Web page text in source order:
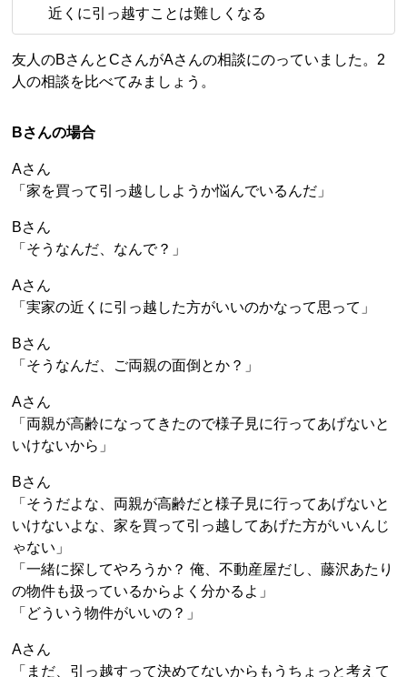
近くに引っ越すことは難しくなる
友人のBさんとCさんがAさんの相談にのっていました。2
人の相談を比べてみましょう。
Bさんの場合
Aさん
「家を買って引っ越ししようか悩んでいるんだ」
Bさん
「そうなんだ、なんで？」
Aさん
「実家の近くに引っ越した方がいいのかなって思って」
Bさん
「そうなんだ、ご両親の面倒とか？」
Aさん
「両親が高齢になってきたので様子見に行ってあげないと
いけないから」
Bさん
「そうだよな、両親が高齢だと様子見に行ってあげないと
いけないよな、家を買って引っ越してあげた方がいいんじ
ゃない」
「一緒に探してやろうか？ 俺、不動産屋だし、藤沢あたり
の物件も扱っているからよく分かるよ」
「どういう物件がいいの？」
Aさん
「まだ、引っ越すって決めてないからもうちょっと考えて